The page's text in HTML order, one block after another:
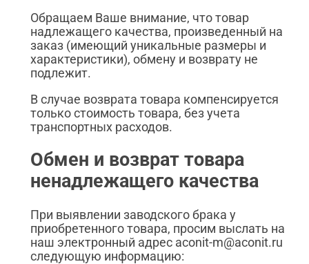
Обращаем Ваше внимание, что товар
надлежащего качества, произведенный на
заказ (имеющий уникальные размеры и
характеристики), обмену и возврату не
подлежит.
В случае возврата товара компенсируется
только стоимость товара, без учета
транспортных расходов.
Обмен и возврат товара
ненадлежащего качества
При выявлении заводского брака у
приобретенного товара, просим выслать на
наш электронный адрес aconit-m@aconit.ru
следующую информацию: